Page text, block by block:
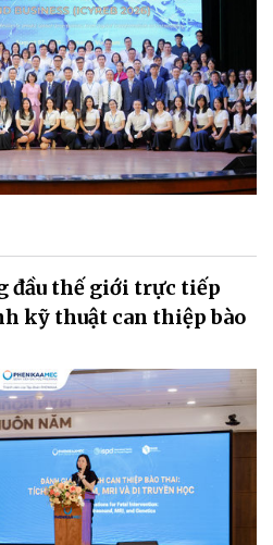
đầu thế giới trực tiếp
kỹ thuật can thiệp bào